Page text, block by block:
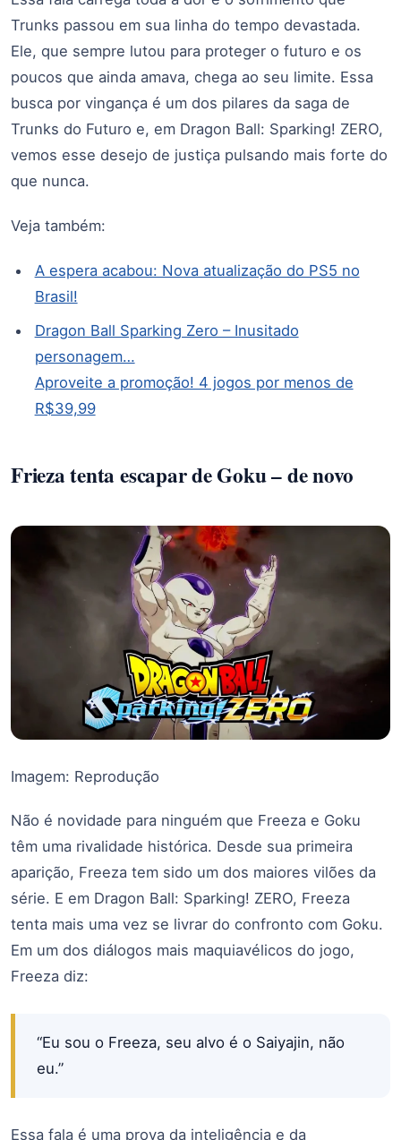
Trunks passou em sua linha do tempo devastada.
Ele, que sempre lutou para proteger o futuro e os
poucos que ainda amava, chega ao seu limite. Essa
busca por vingança é um dos pilares da saga de
Trunks do Futuro e, em Dragon Ball: Sparking! ZERO,
vemos esse desejo de justiça pulsando mais forte do
que nunca.
Veja também:
A espera acabou: Nova atualização do PS5 no
Brasil!
Dragon Ball Sparking Zero – Inusitado
personagem…
Aproveite a promoção! 4 jogos por menos de
R$39,99
Frieza tenta escapar de Goku – de novo
Imagem: Reprodução
Não é novidade para ninguém que Freeza e Goku
têm uma rivalidade histórica. Desde sua primeira
aparição, Freeza tem sido um dos maiores vilões da
série. E em Dragon Ball: Sparking! ZERO, Freeza
tenta mais uma vez se livrar do confronto com Goku.
Em um dos diálogos mais maquiavélicos do jogo,
Freeza diz:
“Eu sou o Freeza, seu alvo é o Saiyajin, não
eu.”
Essa fala é uma prova da inteligência e da